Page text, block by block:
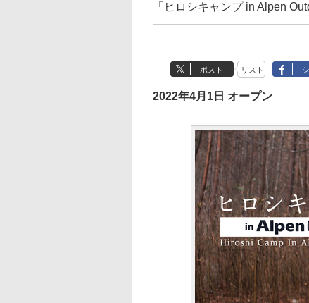
「ヒロシキャンプ in Alpen
ポスト リスト
2022年4月1日 オープン